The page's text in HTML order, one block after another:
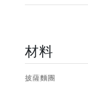
材料
披薩麵團